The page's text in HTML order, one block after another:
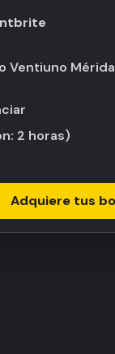
Ventiuno
2 horas)
Adquiere tus